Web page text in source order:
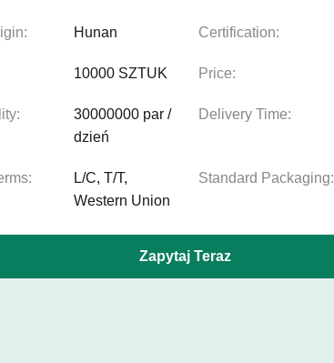
Hunan Certification:
10000 SZTUK Price:
30000000 par /
dzień
Delivery Time:
L/C, T/T,
Western Union
Standard Packaging:
Zapytaj Teraz